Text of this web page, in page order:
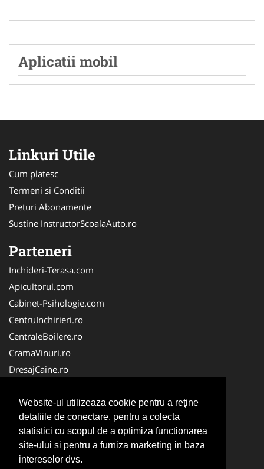
Website-ul utilizeaza cookie pentru a reţine
detaliile de conectare, pentru a colecta
statistici cu scopul de a optimiza functionarea
site-ului si pentru a furniza marketing in baza
intereselor dvs.
Aplicatii mobil
Linkuri Utile
Cum platesc
Termeni si Conditii
Preturi Abonamente
Sustine InstructorScoalaAuto.ro
Parteneri
Inchideri-Terasa.com
Apicultorul.com
Cabinet-Psihologie.com
CentruInchirieri.ro
CentraleBoilere.ro
CramaVinuri.ro
DresajCaine.ro
Birouri-Cadastru.ro
Cabinet-Individual.ro
Cardiologul.ro
Centru-Copiere.ro